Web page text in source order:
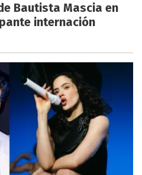
Bautista Mascia en
internación